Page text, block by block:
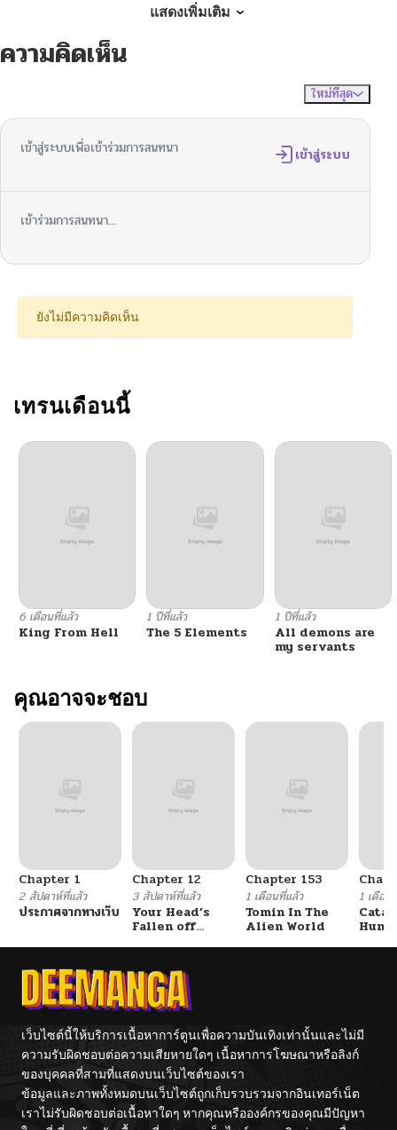
ตอนที่ 7
11/22/2024
ตอนที่ 5 11/22/2024
11/22/2024
ตอนที่ 2 11/22/2024
แสดงเพิ่มเติม
ความคิดเห็น
ใหม่ที่สุด
เข้าสู่ระบบเพื่อเข้าร่วมการสนทนา เข้าสู่ระบบ
เข้าร่วมการสนทนา...
ยังไม่มีความคิดเห็น
เทรนเดือนนี้
6 เดือนที่แล้ว
King From Hell
1 ปีที่แล้ว
The 5 Elements
1 ปีที่แล้ว
All demons are
my servants
คุณอาจจะชอบ
Chapter 1
2 สัปดาห์ที่แล้ว
ประกาศจากทางเว็บ
Chapter 12
3 สัปดาห์ที่แล้ว
Your Head’s
Fallen off
Chapter 153
1 เดือนที่แล้ว
Tomin In The
Alien World
1 เดือน
เว็บไซต์นี้ให้บริการเนื้อหาการ์ตูนเพื่อความบันเทิงเท่านั้นและไม่มี
ความรับผิดชอบต่อความเสียหายใดๆ เนื้อหาการโฆษณาหรือลิงก์
ของบุคคลที่สามที่แสดงบนเว็บไซต์ของเรา
ข้อมูลและภาพทั้งหมดบนเว็บไซต์ถูกเก็บรวบรวมจากอินเทอร์เน็ต
เราไม่รับผิดชอบต่อเนื้อหาใดๆ หากคุณหรือองค์กรของคุณมีปัญหา